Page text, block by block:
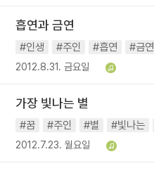
흡연과 금연
#인생 #주인 #흡연 #금연
2012.8.31. 금요일
가장 빛나는 별
#꿈 #주인 #별 #빛나는
2012.7.23. 월요일